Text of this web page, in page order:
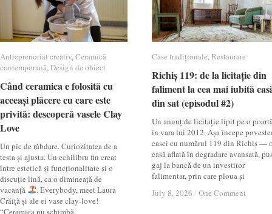
Antreprenoriat creativ,Ceramică
contemporană,Design de obiect
Când ceramica e folosită cu
aceeași plăcere cu care este
privită: descoperă vasele Clay
Love
Un pic de răbdare. Curiozitatea de a
testa și ajusta. Un echilibru fin creat
între estetică și funcționalitate și o
discuție lină, ca o dimineață de
vacanță
. Everybody, meet Laura
Crăiță și ale ei vase clay-love!
“Ceramica nu schimbă
Antreprenoriat creativ Ceramică
contemporană Design de obiect
Când ceramica e folosită cu
aceeași plăcere cu care este
privită: descoperă vasele Clay
Love
Case tradiționale,Restaurare
Richiș 119: de la licitație din
faliment la cea mai iubită
din sat (episodul #2)
Un anunț de licitație lipit pe o
în vara lui 2012. Așa începe
casei cu numărul 119 din Richiș —
casă aflată în degradare avansată,
gaj la bancă de un investitor
falimentar, prin care ploua și
July 8, 2026 / One Comment
Case tradiționale Restaurare
Richiș 119: de la licitație din
faliment la cea mai iubită
din sat (episodul #2)
July 8, 2026 / One Comment